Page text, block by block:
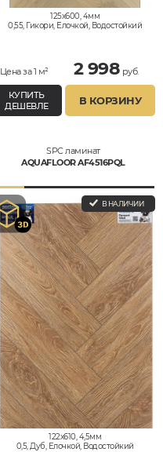
125x600, 4мм
0,55, Гикори, Елочкой, Водостойкий
Цена за 1 м² 2 998 руб.
КУПИТЬ
ДЕШЕВЛЕ
В КОРЗИНУ
SPC ламинат
AQUAFLOOR AF4516PQL
В НАЛИЧИИ
122x610, 4,5мм
0,5, Дуб, Елочкой, Водостойкий